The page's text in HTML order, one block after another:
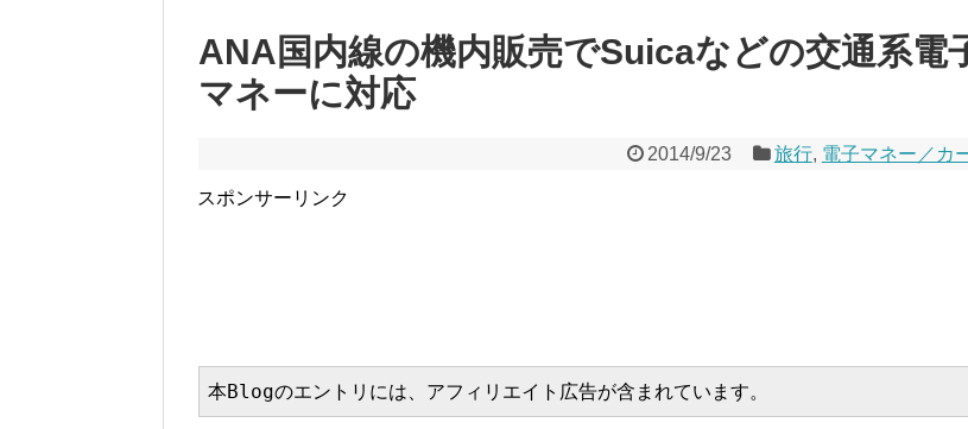
ANA国内線の機内販売でSuicaなどの交通系電
マネーに対応
2014/9/23 旅行, 電子マネー／カ
スポンサーリンク
本Blogのエントリには、アフィリエイト広告が含まれています。